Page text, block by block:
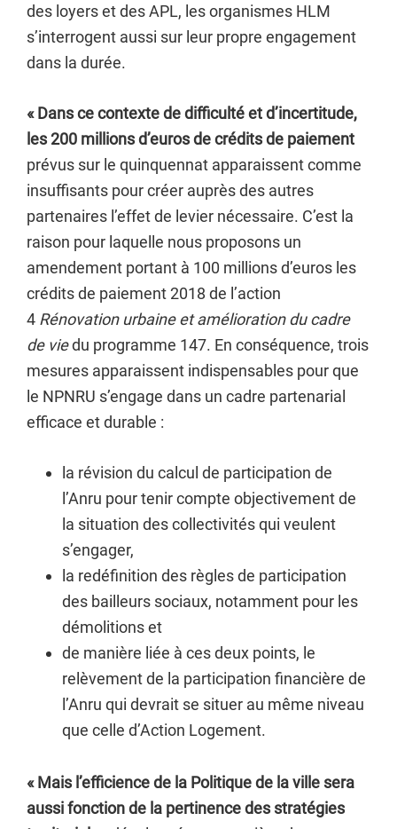
des loyers et des APL, les organismes HLM
s’interrogent aussi sur leur propre engagement
dans la durée.
« Dans ce contexte de difficulté et d’incertitude,
les 200 millions d’euros de crédits de paiement
prévus sur le quinquennat apparaissent comme
insuffisants pour créer auprès des autres
partenaires l’effet de levier nécessaire. C’est la
raison pour laquelle nous proposons un
amendement portant à 100 millions d’euros les
crédits de paiement 2018 de l’action
4 Rénovation urbaine et amélioration du cadre
de viedu programme 147. En conséquence, trois
mesures apparaissent indispensables pour que
le NPNRU s’engage dans un cadre partenarial
efficace et durable :
la révision du calcul de participation de
l’Anru pour tenir compte objectivement de
la situation des collectivités qui veulent
s’engager,
la redéfinition des règles de participation
des bailleurs sociaux, notamment pour les
démolitions et
de manière liée à ces deux points, le
relèvement de la participation financière de
l’Anru qui devrait se situer au même niveau
que celle d’Action Logement.
« Mais l’efficience de la Politique de la ville sera
aussi fonction de la pertinence des stratégies